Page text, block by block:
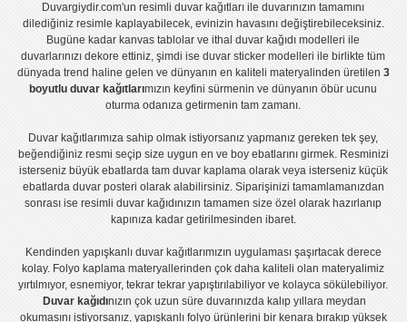
Duvargiydir.com'unresimli duvar kağıtları ile duvarınızın tamamını
dilediğiniz resimle kaplayabilecek, evinizin havasını değiştirebileceksiniz.
Bugüne kadar kanvas tablo lar veithal duvar kağıdı modelleri ile
duvarlarınızı dekore ettiniz, şimdi iseduvar sticker modelleri ile birlikte tüm
dünyada trend haline gelen ve dünyanın en kaliteli materyalinden üretilen 3
boyutlu duvar kağıtlarımızın keyfini sürmenin ve dünyanın öbür ucunu
oturma odanıza getirmenin tam zamanı.
Duvar kağıtlarımıza sahip olmak istiyorsanız yapmanız gereken tek şey,
beğendiğiniz resmi seçip size uygun en ve boy ebatlarını girmek. Resminizi
isterseniz büyük ebatlarda tam duvar kaplamaolarak veya isterseniz küçük
ebatlarda duvar posteri olarak alabilirsiniz. Siparişinizi tamamlamanızdan
sonrası iseresimli duvar kağıdınızın tamamen size özel olarak hazırlanıp
kapınıza kadar getirilmesinden ibaret.
Kendinden yapışkanlı duvar kağıtlarımızın uygulamasışaşırtacak derece
kolay. Folyo kaplama materyallerinden çok daha kaliteli olanmateryalimiz
yırtılmıyor, esnemiyor, tekrar tekrar yapıştırılabiliyor ve kolayca sökülebiliyor.
Duvar kağıdınızın çok uzun süre duvarınızda kalıp yıllara meydan
okumasını istiyorsanız, yapışkanlı folyoürünlerini bir kenara bırakıp yüksek